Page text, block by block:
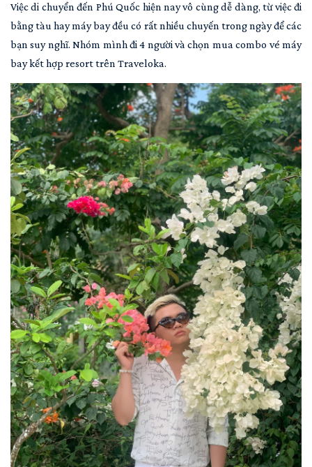
Việc di chuyển đến Phú Quốc hiện nay vô cùng dễ dàng, từ việc đi
bằng tàu hay máy bay đều có rất nhiều chuyến trong ngày để các
bạn suy nghĩ. Nhóm mình đi 4 người và chọn mua combo vé máy
bay kết hợp resort trên Traveloka.